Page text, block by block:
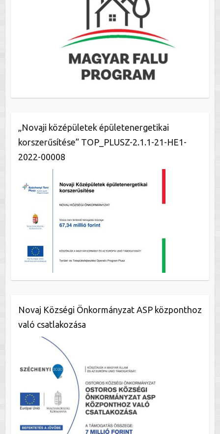
„Novaji középületek épületenergetikai
korszerűsítése” TOP_PLUSZ-2.1.1-21-HE1-
2022-00008
Novaj Községi Önkormányzat ASP központhoz
való csatlakozása